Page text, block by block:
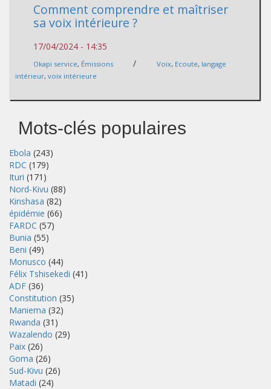
Comment comprendre et maîtriser
sa voix intérieure ?
17/04/2024 - 14:35
Okapi service, Émissions / Voix, Ecoute, langage
intérieur, voix intérieure
Mots-clés populaires
Ebola (243)
RDC (179)
Ituri (171)
Nord-Kivu (88)
Kinshasa (82)
épidémie (66)
FARDC (57)
Bunia (55)
Beni (49)
Monusco (44)
Félix Tshisekedi (41)
ADF (36)
Constitution (35)
Maniema (32)
Rwanda (31)
Wazalendo (29)
Paix (26)
Goma (26)
Sud-Kivu (26)
Matadi (24)